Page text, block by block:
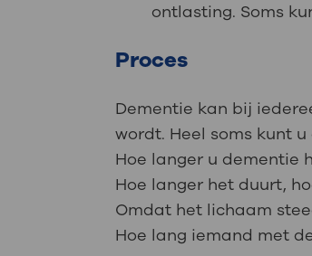
ontlasting. Soms
Proces
Dementie kan bij
wordt. Heel soms kunt
Hoe langer u dementie
Hoe langer het duurt,
Omdat het lichaam
Hoe lang iemand met